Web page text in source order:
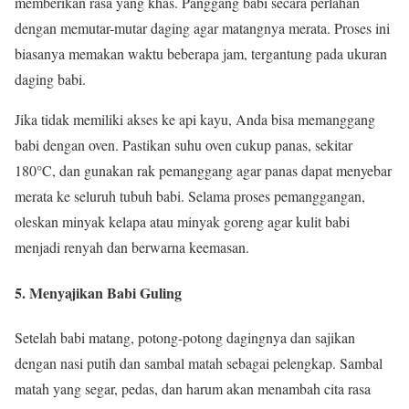
dengan memutar-mutar daging agar matangnya merata. Proses ini
biasanya memakan waktu beberapa jam, tergantung pada ukuran
daging babi.
Jika tidak memiliki akses ke api kayu, Anda bisa memanggang
babi dengan oven. Pastikan suhu oven cukup panas, sekitar
180°C, dan gunakan rak pemanggang agar panas dapat menyebar
merata ke seluruh tubuh babi. Selama proses pemanggangan,
oleskan minyak kelapa atau minyak goreng agar kulit babi
menjadi renyah dan berwarna keemasan.
5.Menyajikan Babi Guling
Setelah babi matang, potong-potong dagingnya dan sajikan
dengan nasi putih dan sambal matah sebagai pelengkap. Sambal
matah yang segar, pedas, dan harum akan menambah cita rasa